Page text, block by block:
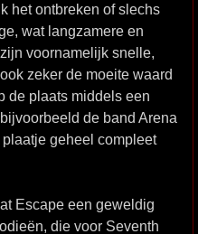
het ontbreken of slechs
wat langzamere en
voornamelijk snelle,
zeker de moeite waard
de plaats middels een
de band Arena
geheel compleet
Escape een geweldig
die voor Seventh